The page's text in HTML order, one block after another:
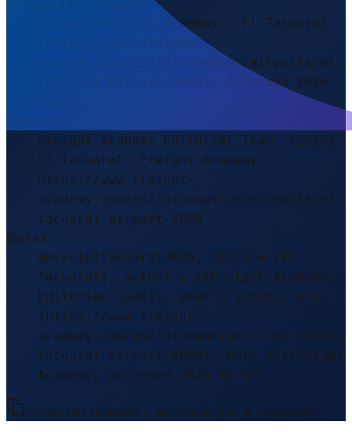
Source: Freight Academy – El Tacuaral
(https://www.freight-
academy.com/es/information/airports/el-
tacuaral-airport-9698), accessed 2026-
08-05
Freight Academy Editorial Team. (2026).
El Tacuaral. Freight Academy.
https://www.freight-
academy.com/es/information/airports/el-
tacuaral-airport-9698
BibTeX
@misc{eltacuaral2026, title = {El
Tacuaral}, author = {{Freight Academy
Editorial Team}}, year = {2026}, url =
{https://www.freight-
academy.com/es/information/airports/el-
tacuaral-airport-9698}, note = {Freight
Academy, accessed 2026-08-05} }
Contenido revisado y aprobado por la redacción.